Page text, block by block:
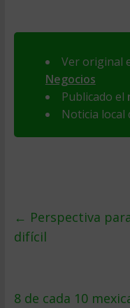
Ver original
Negocios
Publicado el
Noticia local
← Perspectiva
difícil
8 de cada 10